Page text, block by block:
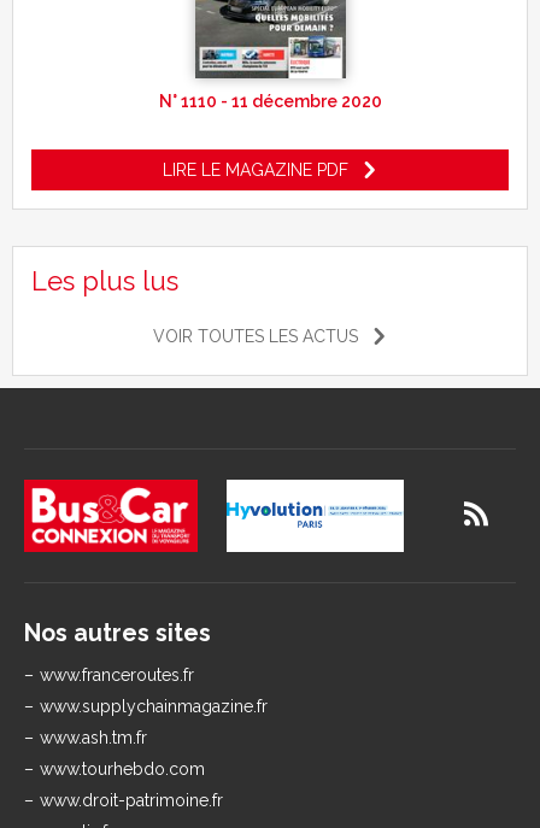
N° 1110 - 11 décembre 2020
LIRE LE MAGAZINE PDF
Les plus lus
VOIR TOUTES LES ACTUS
Nos autres sites
www.franceroutes.fr
www.supplychainmagazine.fr
www.ash.tm.fr
www.tourhebdo.com
www.droit-patrimoine.fr